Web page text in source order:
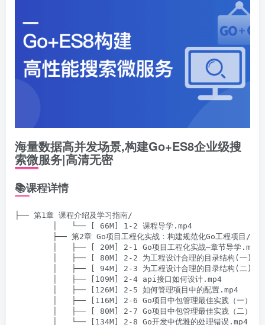
海量数据高并发场景,构建Go+ES8企业级搜
索微服务|高清无密
📚课程详情
├── 第1章 课程介绍及学习指南/
        │   └── [ 66M] 1-2 课程导学.mp4
        ├── 第2章 Go项目工程化实战：构建规范化Go工程项目/
        │   ├── [ 20M] 2-1 Go项目工程化实战–章节导学.mp4
│   ├── [ 80M] 2-2 为工程设计合理的目录结构(一
│   ├── [ 94M] 2-3 为工程设计合理的目录结构(二
        │   ├── [109M] 2-4 api接口如何设计.mp4
        │   ├── [126M] 2-5 如何管理项目中的配置.mp4
│   ├── [116M] 2-6 Go项目中包管理最佳实践（一）
│   ├── [ 80M] 2-7 Go项目中包管理最佳实践（二）
        │   └── [134M] 2-8 Go开发中优雅的处理错误.mp4